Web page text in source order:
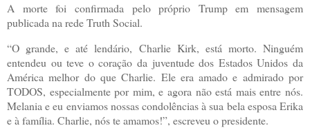
A morte foi confirmada pelo próprio Trump em mensagem
publicada na rede Truth Social.
“O grande, e até lendário, Charlie Kirk, está morto. Ninguém
entendeu ou teve o coração da juventude dos Estados Unidos da
América melhor do que Charlie. Ele era amado e admirado por
TODOS, especialmente por mim, e agora não está mais entre nós.
Melania e eu enviamos nossas condolências à sua bela esposa Erika
e à família. Charlie, nós te amamos!”, escreveu o presidente.